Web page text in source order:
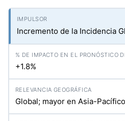
Incremento de la Incidencia
+1.8%
Global; mayor en Asia-